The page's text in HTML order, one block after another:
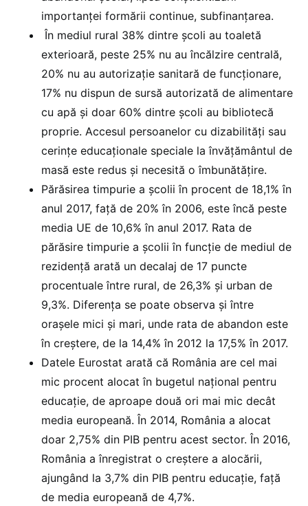
importanței formării continue, subfinanțarea.
În mediul rural 38% dintre școli au toaletă
exterioară, peste 25% nu au încălzire centrală,
20% nu au autorizație sanitară de funcționare,
17% nu dispun de sursă autorizată de alimentare
cu apă și doar 60% dintre școli au bibliotecă
proprie. Accesul persoanelor cu dizabilități sau
cerințe educaționale speciale la învățământul de
masă este redus și necesită o îmbunătățire.
Părăsirea timpurie a școlii în procent de 18,1% în
anul 2017, față de 20% în 2006, este încă peste
media UE de 10,6% în anul 2017. Rata de
părăsire timpurie a școlii în funcție de mediul de
rezidență arată un decalaj de 17 puncte
procentuale între rural, de 26,3% și urban de
9,3%. Diferența se poate observa și între
orașele mici și mari, unde rata de abandon este
în creștere, de la 14,4% în 2012 la 17,5% în 2017.
Datele Eurostat arată că România are cel mai
mic procent alocat în bugetul național pentru
educație, de aproape două ori mai mic decât
media europeană. În 2014, România a alocat
doar 2,75% din PIB pentru acest sector. În 2016,
România a înregistrat o creștere a alocării,
ajungând la 3,7% din PIB pentru educație, față
de media europeană de 4,7%.